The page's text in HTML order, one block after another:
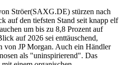
Ströer(SAXG.DE) stürzen nach
auf den tiefsten Stand seit knapp elf
um bis zu 8,8 Prozent auf
auf 2026 sei enttäuschend,
von JP Morgan. Auch ein Händler
als "uninspirierend". Das